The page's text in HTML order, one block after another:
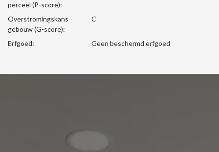
perceel (P-score):
Overstromingskans
gebouw (G-score):
C
Erfgoed: Geen beschermd erfgoed